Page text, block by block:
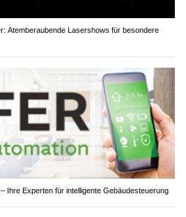
Atemberaubende Lasershows für besondere
Ihre Experten für intelligente Gebäudesteuerung